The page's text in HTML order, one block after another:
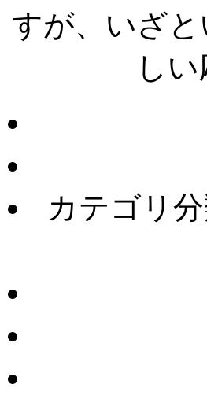
すが、いざ
し
カテゴリ